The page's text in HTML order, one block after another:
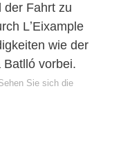
der Fahrt zu
LʼEixample
wie der
Batlló vorbei.
Sie sich die